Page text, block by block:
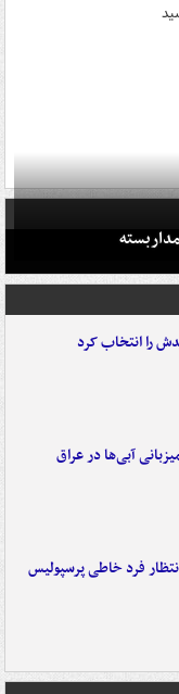
را انتخاب کرد
فرد خاطی پرسپولیس